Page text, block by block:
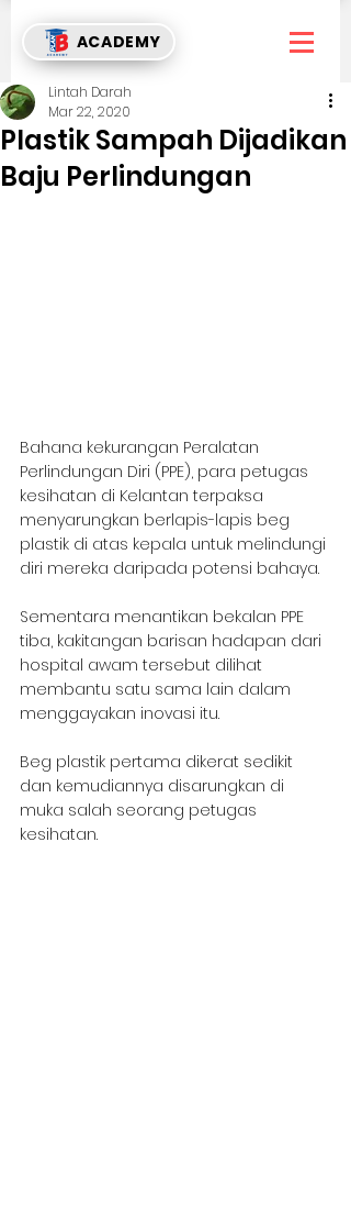
ACADEMY
Plastik Sampah Dijadikan
Baju Perlindungan
Lintah Darah
Mar 22, 2020
Bahana kekurangan Peralatan
Perlindungan Diri (PPE), para petugas
kesihatan di Kelantan terpaksa
menyarungkan berlapis-lapis beg
plastik di atas kepala untuk melindungi
diri mereka daripada potensi bahaya.
Sementara menantikan bekalan PPE
tiba, kakitangan barisan hadapan dari
hospital awam tersebut dilihat
membantu satu sama lain dalam
menggayakan inovasi itu.
Beg plastik pertama dikerat sedikit
dan kemudiannya disarungkan di
muka salah seorang petugas
kesihatan.